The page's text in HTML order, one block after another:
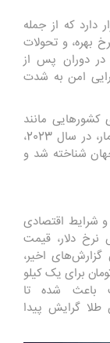
دارد که از جمله
بهره، و تحولات
در دوران پس از
امن به شدت
مانند
چین و هند نیز در حال افزایش است. طبق آمار، در سال 2023،
شناخته شد و
و شرایط اقتصادی
نرخ دلار، قیمت
اخیر،
به حدود 70 میلیون تومان برای یک کیلو
باعث شده تا
گرایش پیدا